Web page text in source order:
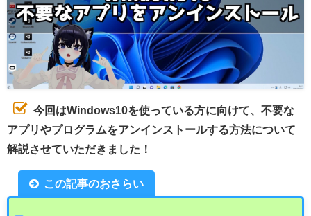
今回はWindows10を使っている方に向けて、不要な
アプリやプログラムをアンインストールする方法について
解説させていただきました！
この記事のおさらい